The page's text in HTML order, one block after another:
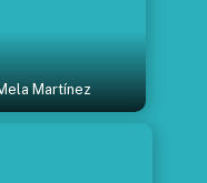
Martínez